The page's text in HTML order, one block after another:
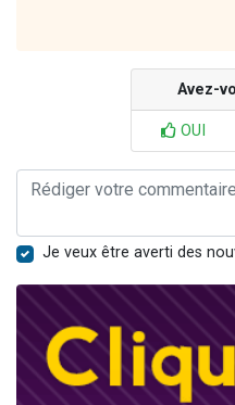
Avez-
OUI
Je veux être averti des